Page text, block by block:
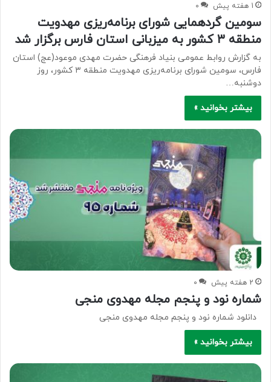
1 هفته پیش ۰
سومین گردهمایی شورای برنامه‌ریزی مهدویت
منطقه ۳ کشور به میزبانی استان فارس برگزار شد
به گزارش روابط عمومی بنیاد فرهنگی حضرت مهدی موعود(عج) استان
فارس، سومین شورای برنامه‌ریزی مهدویت منطقه ۳ کشور، روز
دوشنبه…
بیشتر بخوانید »
2 هفته پیش ۰
شماره نود و پنجم مجله مهدوی منجی
دانلود شماره نود و پنجم مجله مهدوی منجی
بیشتر بخوانید »